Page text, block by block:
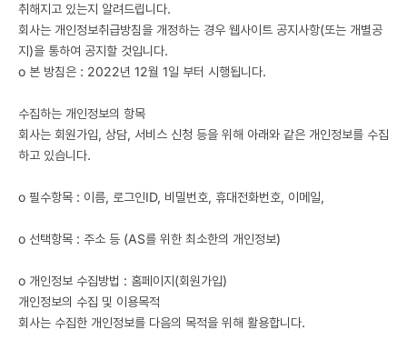
취해지고 있는지 알려드립니다.
회사는 개인정보취급방침을 개정하는 경우 웹사이트 공지사항(또는 개별공
지)을 통하여 공지할 것입니다.
ο 본 방침은 : 2022년 12월 1일 부터 시행됩니다.
수집하는 개인정보의 항목
회사는 회원가입, 상담, 서비스 신청 등을 위해 아래와 같은 개인정보를 수집
하고 있습니다.
ο 필수항목 : 이름, 로그인ID, 비밀번호, 휴대전화번호, 이메일,
ο 선택항목 : 주소 등 (AS를 위한 최소한의 개인정보)
ο 개인정보 수집방법 : 홈페이지(회원가입)
개인정보의 수집 및 이용목적
회사는 수집한 개인정보를 다음의 목적을 위해 활용합니다.